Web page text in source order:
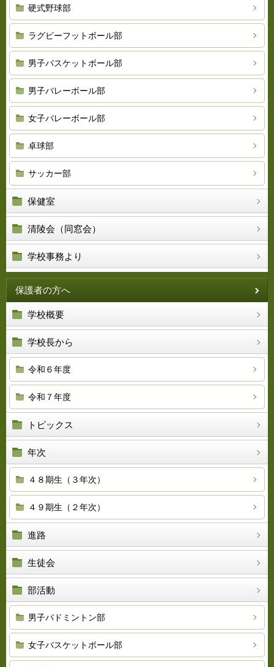
硬式野球部
ラグビーフットボール部
男子バスケットボール部
男子バレーボール部
女子バレーボール部
卓球部
サッカー部
保健室
清陵会（同窓会）
学校事務より
保護者の方へ
学校概要
学校長から
令和６年度
令和７年度
トピックス
年次
４８期生（３年次）
４９期生（２年次）
進路
生徒会
部活動
男子バドミントン部
女子バスケットボール部